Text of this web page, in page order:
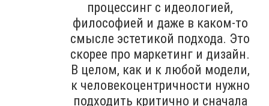
процессинг с идеологией,
философией и даже в каком-то
смысле эстетикой подхода. Это
скорее про маркетинг и дизайн.
В целом, как и к любой модели,
к человекоцентричности нужно
подходить критично и сначала